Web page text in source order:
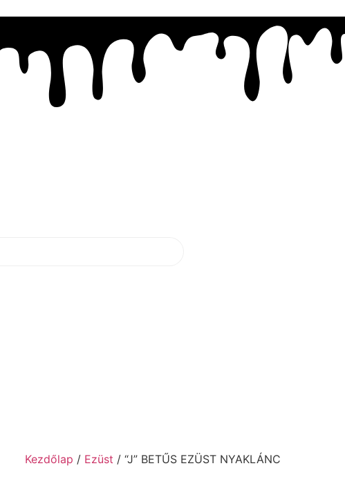
Kezdőlap / Ezüst / “J” BETŰS EZÜST NYAKLÁNC